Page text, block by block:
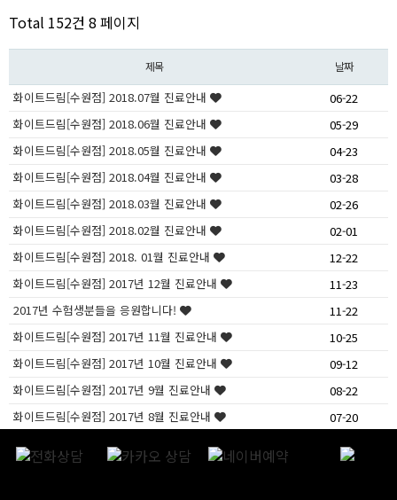
Total 152건 8 페이지
제목 날짜
화이트드림[수원점] 2018.07월 진료안내
06-22
화이트드림[수원점] 2018.06월 진료안내
05-29
화이트드림[수원점] 2018.05월 진료안내
04-23
화이트드림[수원점] 2018.04월 진료안내
03-28
화이트드림[수원점] 2018.03월 진료안내
02-26
화이트드림[수원점] 2018.02월 진료안내
02-01
화이트드림[수원점] 2018. 01월 진료안내
12-22
화이트드림[수원점] 2017년 12월 진료안내
11-23
2017년 수험생분들을 응원합니다!
11-22
화이트드림[수원점] 2017년 11월 진료안내
10-25
화이트드림[수원점] 2017년 10월 진료안내
09-12
화이트드림[수원점] 2017년 9월 진료안내
08-22
화이트드림[수원점] 2017년 8월 진료안내
07-20
화이트드림[수원점] 2017년 7월 진료안내
06-22
화이트드림[수원점] 2017년 6월 진료안내